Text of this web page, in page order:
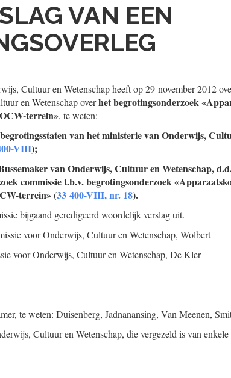
VAN EEN
Cultuur en Wetenschap heeft op 29 november 2012
en Wetenschap overhet begrotingsonderzoek
terrein», te weten:
van het ministerie van Onderwijs,
VIII);
van Onderwijs, Cultuur en Wetenschap,
commissie t.b.v. begrotingsonderzoek
terrein» (33 400-VIII, nr. 18).
bijgaand geredigeerd woordelijk verslag uit.
voor Onderwijs, Cultuur en Wetenschap, Wolbert
voor Onderwijs, Cultuur en Wetenschap, De Kler
te weten: Duisenberg, Jadnanansing, Van Meenen,
Cultuur en Wetenschap, die vergezeld is van